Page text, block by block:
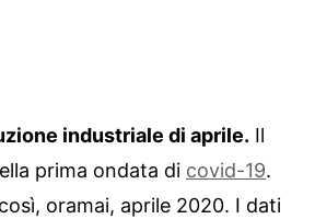
industriale di aprile. Il
prima ondata di covid-19.
oramai, aprile 2020. I dati